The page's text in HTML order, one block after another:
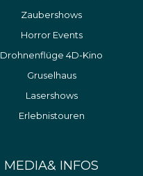
Zaubershows
Horror Events
Drohnenflüge 4D-Kino
Gruselhaus
Lasershows
Erlebnistouren
MEDIA& INFOS